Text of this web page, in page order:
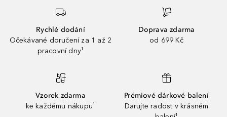
Rychlé dodání
Očekávané doručení za 1 až 2
pracovní dny¹
Doprava zdarma
od 699 Kč
Vzorek zdarma
ke každému nákupu¹
Prémiové dárkové balení
Darujte radost v krásném